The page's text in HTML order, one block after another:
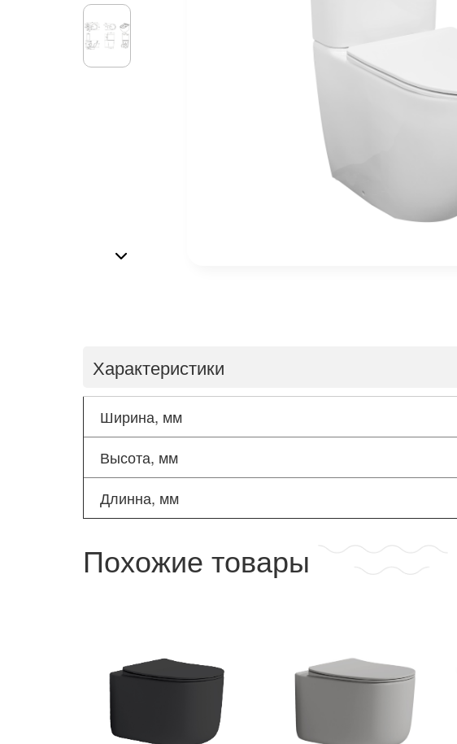
Характеристики
Ширина, мм
Высота, мм
Длинна, мм
Похожие товары